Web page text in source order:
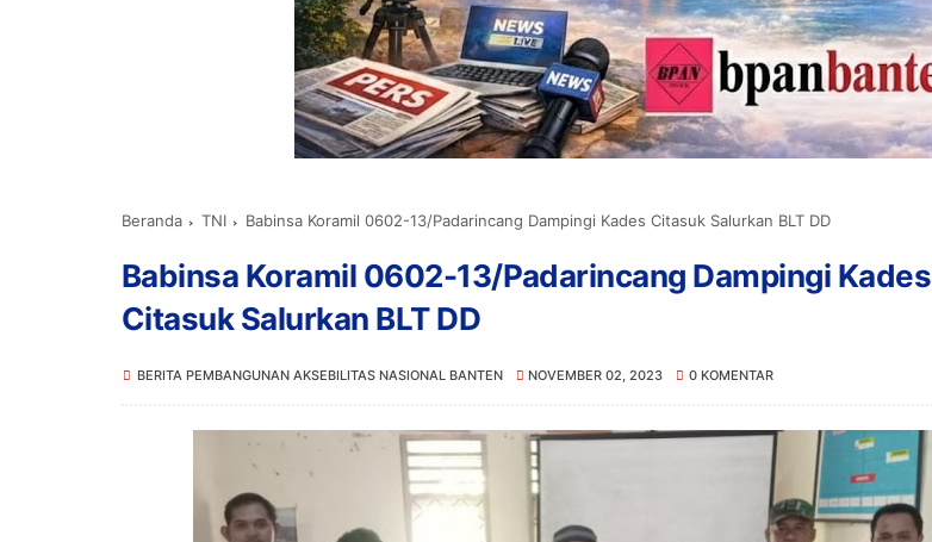
Beranda TNI Babinsa Koramil 0602-13/Padarincang Dampingi Kades Citasuk Salurkan BLT DD
Babinsa Koramil 0602-13/Padarincang Dampingi Kades
Citasuk Salurkan BLT DD
BERITA PEMBANGUNAN AKSEBILITAS NASIONAL BANTEN NOVEMBER 02, 2023 0 KOMENTAR